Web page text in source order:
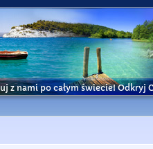
z nami po całym świecie! Odkryj